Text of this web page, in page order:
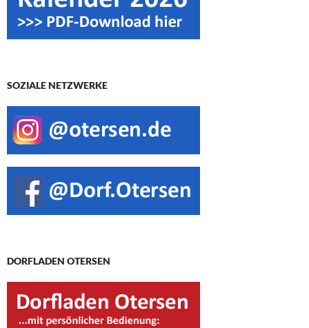
SOZIALE NETZWERKE
DORFLADEN OTERSEN